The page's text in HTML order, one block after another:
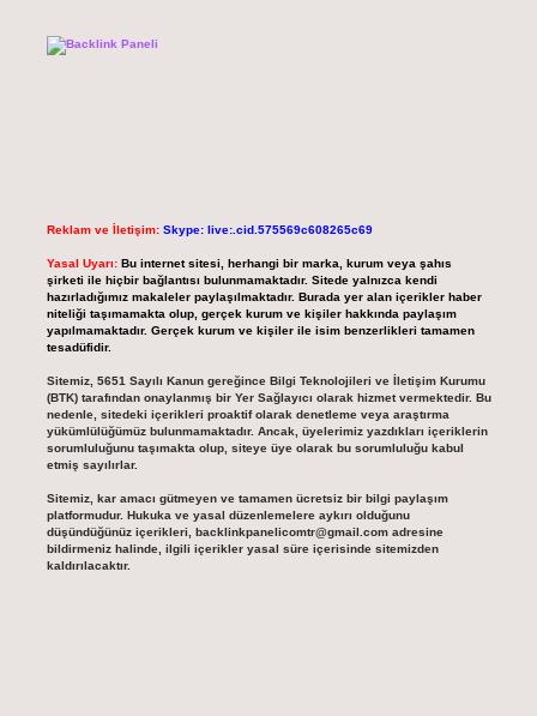
Reklam ve İletişim: Skype: live:.cid.575569c608265c69
Yasal Uyarı: Bu internet sitesi, herhangi bir marka, kurum veya şahıs
şirketi ile hiçbir bağlantısı bulunmamaktadır. Sitede yalnızca kendi
hazırladığımız makaleler paylaşılmaktadır. Burada yer alan içerikler haber
niteliği taşımamakta olup, gerçek kurum ve kişiler hakkında paylaşım
yapılmamaktadır. Gerçek kurum ve kişiler ile isim benzerlikleri tamamen
tesadüfidir.
Sitemiz, 5651 Sayılı Kanun gereğince Bilgi Teknolojileri ve İletişim Kurumu
(BTK) tarafından onaylanmış bir Yer Sağlayıcı olarak hizmet vermektedir. Bu
nedenle, sitedeki içerikleri proaktif olarak denetleme veya araştırma
yükümlülüğümüz bulunmamaktadır. Ancak, üyelerimiz yazdıkları içeriklerin
sorumluluğunu taşımakta olup, siteye üye olarak bu sorumluluğu kabul
etmiş sayılırlar.
Sitemiz, kar amacı gütmeyen ve tamamen ücretsiz bir bilgi paylaşım
platformudur. Hukuka ve yasal düzenlemelere aykırı olduğunu
düşündüğünüz içerikleri, backlinkpanelicomtr@gmail.comadresine
bildirmeniz halinde, ilgili içerikler yasal süre içerisinde sitemizden
kaldırılacaktır.